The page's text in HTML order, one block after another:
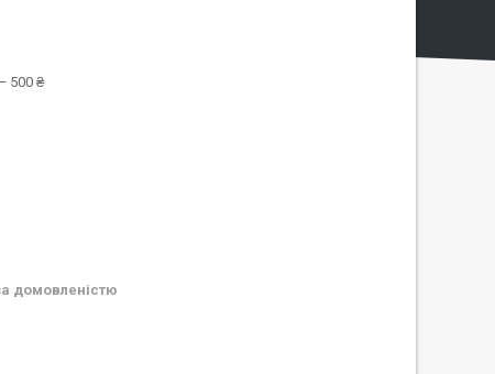
500 ₴
домовленістю